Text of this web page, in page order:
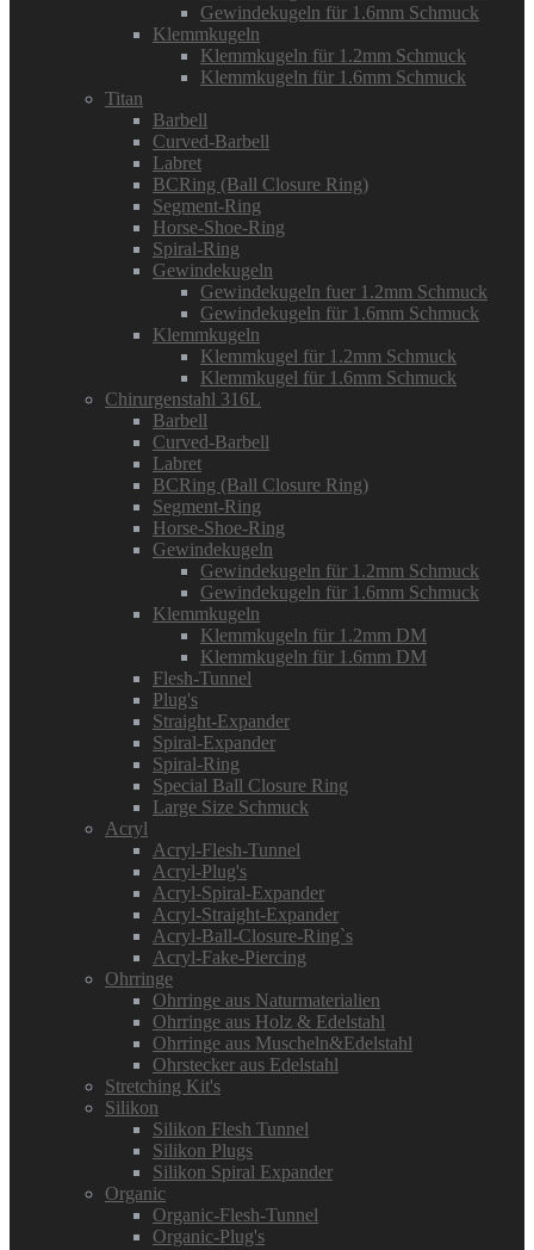
Gewindekugeln für 1.6mm Schmuck
Klemmkugeln
Klemmkugeln für 1.2mm Schmuck
Klemmkugeln für 1.6mm Schmuck
Titan
Barbell
Curved-Barbell
Labret
BCRing (Ball Closure Ring)
Segment-Ring
Horse-Shoe-Ring
Spiral-Ring
Gewindekugeln
Gewindekugeln fuer 1.2mm Schmuck
Gewindekugeln für 1.6mm Schmuck
Klemmkugeln
Klemmkugel für 1.2mm Schmuck
Klemmkugel für 1.6mm Schmuck
Chirurgenstahl 316L
Barbell
Curved-Barbell
Labret
BCRing (Ball Closure Ring)
Segment-Ring
Horse-Shoe-Ring
Gewindekugeln
Gewindekugeln für 1.2mm Schmuck
Gewindekugeln für 1.6mm Schmuck
Klemmkugeln
Klemmkugeln für 1.2mm DM
Klemmkugeln für 1.6mm DM
Flesh-Tunnel
Plug's
Straight-Expander
Spiral-Expander
Spiral-Ring
Special Ball Closure Ring
Large Size Schmuck
Acryl
Acryl-Flesh-Tunnel
Acryl-Plug's
Acryl-Spiral-Expander
Acryl-Straight-Expander
Acryl-Ball-Closure-Ring`s
Acryl-Fake-Piercing
Ohrringe
Ohrringe aus Naturmaterialien
Ohrringe aus Holz & Edelstahl
Ohrringe aus Muscheln&Edelstahl
Ohrstecker aus Edelstahl
Stretching Kit's
Silikon
Silikon Flesh Tunnel
Silikon Plugs
Silikon Spiral Expander
Organic
Organic-Flesh-Tunnel
Organic-Plug's